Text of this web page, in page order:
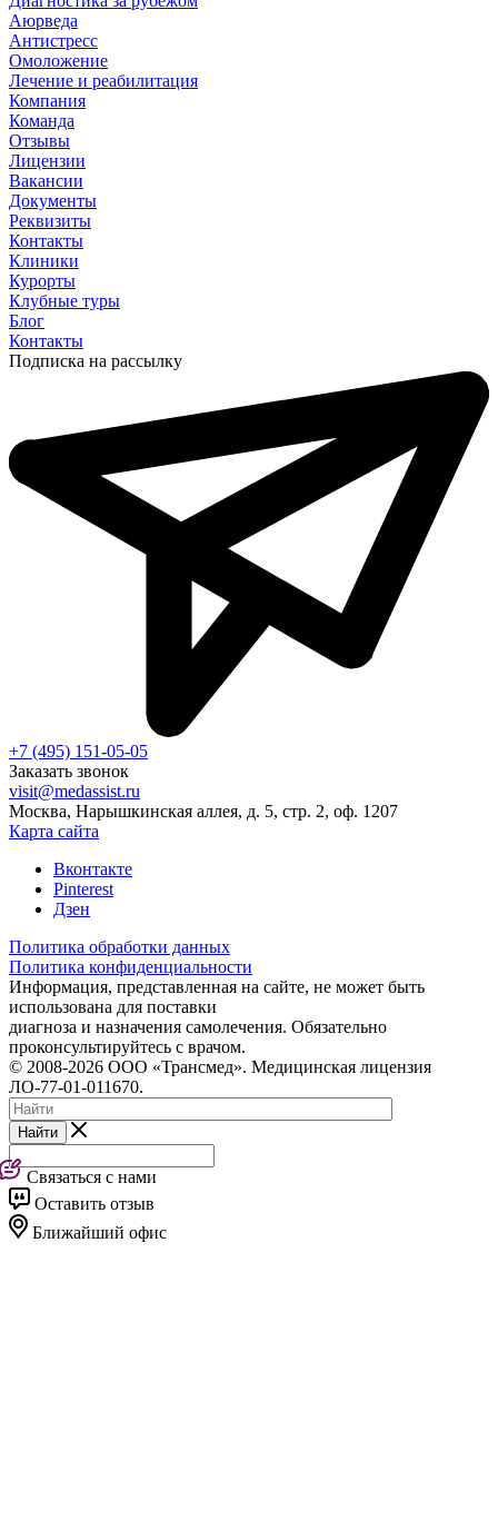
Аюрведа
Антистресс
Омоложение
Лечение и реабилитация
Компания
Команда
Отзывы
Лицензии
Вакансии
Документы
Реквизиты
Контакты
Клиники
Курорты
Клубные туры
Блог
Контакты
Подписка на рассылку
+7 (495) 151-05-05
Заказать звонок
visit@medassist.ru
Москва, Нарышкинская аллея, д. 5, стр. 2, оф. 1207
Карта сайта
Вконтакте
Pinterest
Дзен
Политика обработки данных
Политика конфиденциальности
Информация, представленная на сайте, не может быть
использована для поставки
диагноза и назначения самолечения. Обязательно
проконсультируйтесь с врачом.
© 2008-2026 ООО «Трансмед». Медицинская лицензия
ЛО-77-01-011670.
Найти
Связаться с нами
Оставить отзыв
Ближайший офис